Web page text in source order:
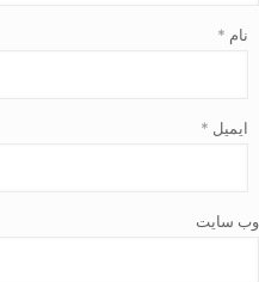
نام *
ایمیل *
وب‌ سایت